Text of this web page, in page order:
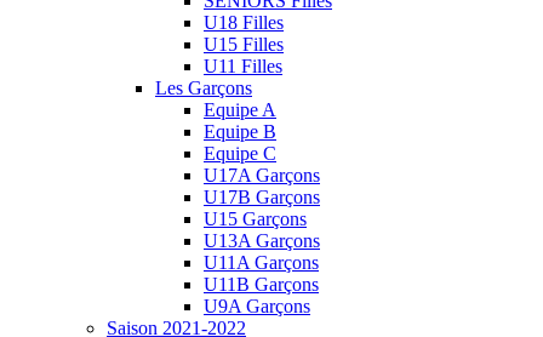
U18 Filles
U15 Filles
U11 Filles
Les Garçons
Equipe A
Equipe B
Equipe C
U17A Garçons
U17B Garçons
U15 Garçons
U13A Garçons
U11A Garçons
U11B Garçons
U9A Garçons
Saison 2021-2022